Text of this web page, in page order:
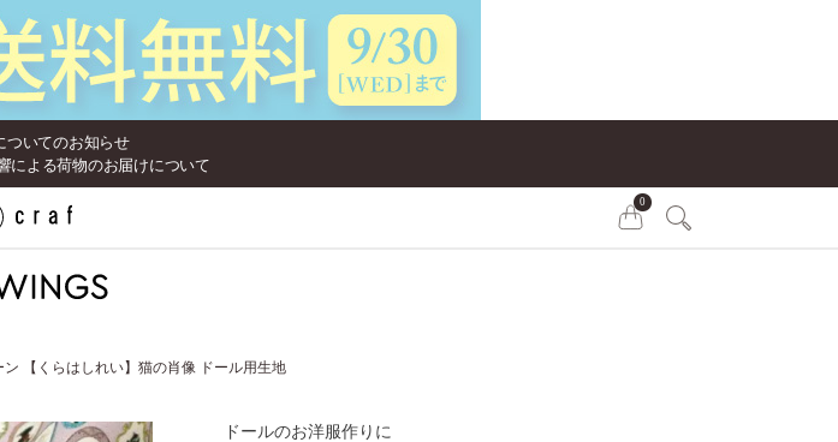
ついてのお知らせ
による荷物のお届けについて
0
ン 【くらはしれい】猫の肖像 ドール用生地
ドールのお洋服作りに